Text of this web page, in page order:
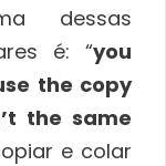
dessas
é: “you
the copy
the same
e colar